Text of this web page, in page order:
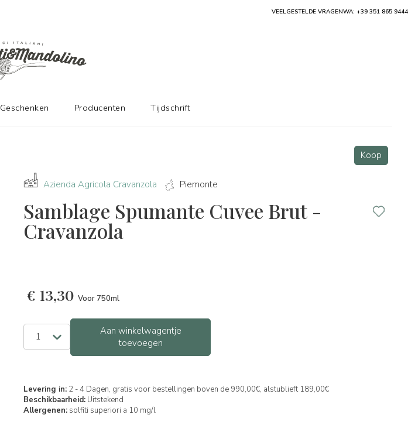
Koop
Azienda Agricola Cravanzola Piemonte
Samblage Spumante Cuvee Brut -
Cravanzola
€ 13,30 Voor 750ml
Aan winkelwagentje
toevoegen
Levering in: 2 - 4 Dagen, gratis voor bestellingen boven de 990,00€, alstublieft 189,00€
Beschikbaarheid: Uitstekend
Allergenen: solfiti superiori a 10 mg/l
VEELGESTELDE VRAGENWA: +39 351 865 9444
Geschenken Producenten Tijdschrift